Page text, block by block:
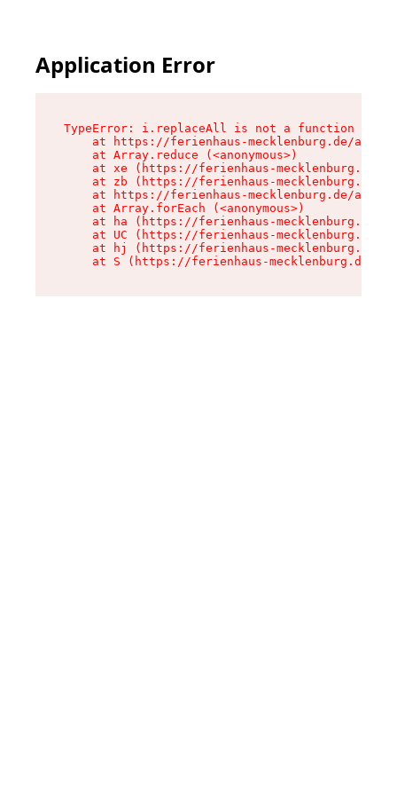
Application Error
TypeError: i.replaceAll is not a function
at https://ferienhaus-mecklenburg.de/
    at Array.reduce (<anonymous>)
at xe (https://ferienhaus-mecklenburg.de/
at zb (https://ferienhaus-mecklenburg.de/
at https://ferienhaus-mecklenburg.de/
    at Array.forEach (<anonymous>)
at ha (https://ferienhaus-mecklenburg.de/
at UC (https://ferienhaus-mecklenburg.de/
at hj (https://ferienhaus-mecklenburg.de/
at S (https://ferienhaus-mecklenburg.de/